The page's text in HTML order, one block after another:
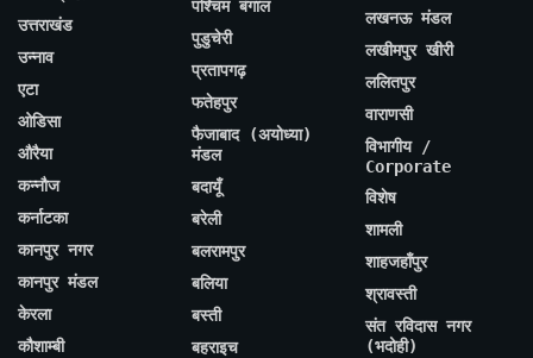
उत्तराखंड
उन्नाव
एटा
ओडिसा
औरैया
कन्नौज
कर्नाटका
कानपुर नगर
कानपुर मंडल
केरला
कौशाम्बी
पश्चिम बंगाल
पुडुचेरी
प्रतापगढ़
फतेहपुर
फैजाबाद (अयोध्या)
मंडल
बदायूँ
बरेली
बलरामपुर
बलिया
बस्ती
बहराइच
लखनऊ मंडल
लखीमपुर खीरी
ललितपुर
वाराणसी
विभागीय /
Corporate
विशेष
शामली
शाहजहाँपुर
श्रावस्ती
संत रविदास नगर
(भदोही)